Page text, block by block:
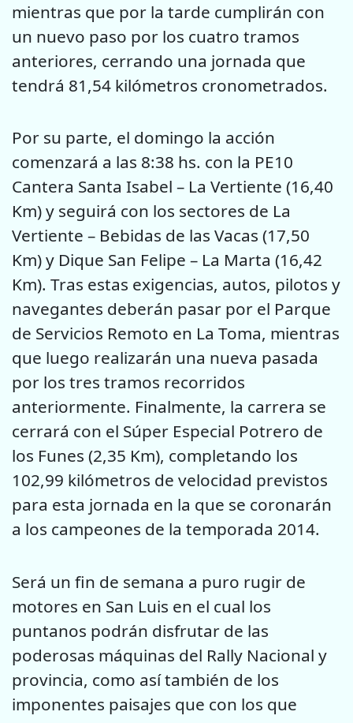
mientras que por la tarde cumplirán con
un nuevo paso por los cuatro tramos
anteriores, cerrando una jornada que
tendrá 81,54 kilómetros cronometrados.
Por su parte, el domingo la acción
comenzará a las 8:38 hs. con la PE10
Cantera Santa Isabel – La Vertiente (16,40
Km) y seguirá con los sectores de La
Vertiente – Bebidas de las Vacas (17,50
Km) y Dique San Felipe – La Marta (16,42
Km). Tras estas exigencias, autos, pilotos y
navegantes deberán pasar por el Parque
de Servicios Remoto en La Toma, mientras
que luego realizarán una nueva pasada
por los tres tramos recorridos
anteriormente. Finalmente, la carrera se
cerrará con el Súper Especial Potrero de
los Funes (2,35 Km), completando los
102,99 kilómetros de velocidad previstos
para esta jornada en la que se coronarán
a los campeones de la temporada 2014.
Será un fin de semana a puro rugir de
motores en San Luis en el cual los
puntanos podrán disfrutar de las
poderosas máquinas del Rally Nacional y
provincia, como así también de los
imponentes paisajes que con los que